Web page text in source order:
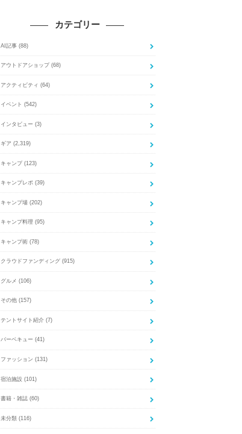
カテゴリー
AI記事 (88)
アウトドアショップ (68)
アクティビティ (64)
イベント (542)
インタビュー (3)
ギア (2,319)
キャンプ (123)
キャンプレポ (39)
キャンプ場 (202)
キャンプ料理 (95)
キャンプ術 (78)
クラウドファンディング (915)
グルメ (106)
その他 (157)
テントサイト紹介 (7)
バーベキュー (41)
ファッション (131)
宿泊施設 (101)
書籍・雑誌 (60)
未分類 (116)